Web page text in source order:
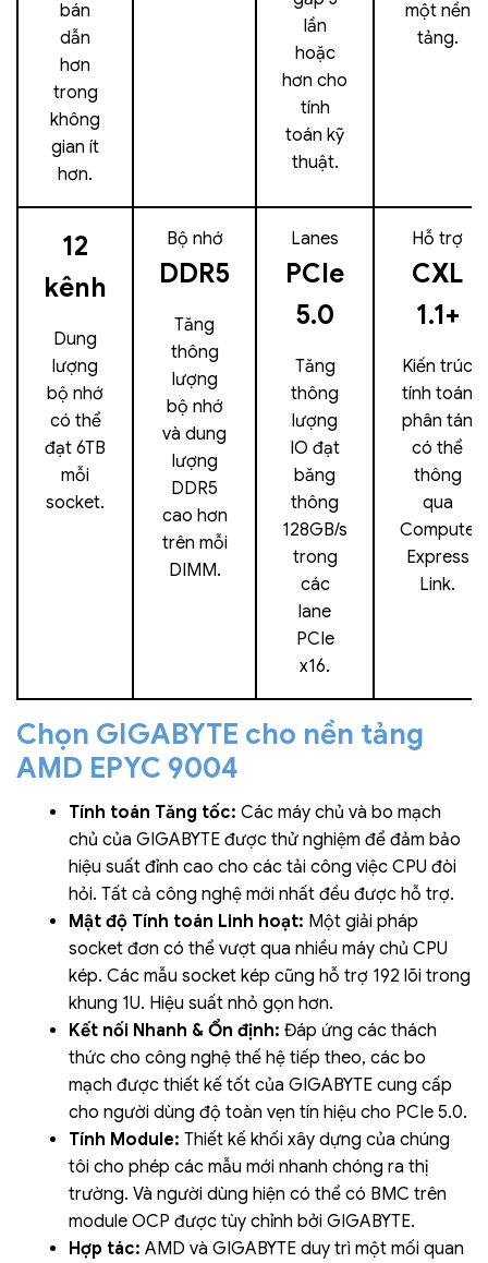
bán
dẫn
hơn
trong
không
gian ít
hơn.
lần
hoặc
hơn cho
tính
toán kỹ
thuật.
một nền
tảng.
12
kênh
Dung
lượng
bộ nhớ
có thể
đạt 6TB
mỗi
socket.
Bộ nhớ
DDR5
Tăng
thông
lượng
bộ nhớ
và dung
lượng
DDR5
cao hơn
trên mỗi
DIMM.
Lanes
PCIe
5.0
Tăng
thông
lượng
IO đạt
băng
thông
128GB/s
trong
các
lane
PCIe
x16.
Hỗ trợ
CXL
1.1+
Kiến trúc
tính toán
phân tán
có thể
thông
qua
Compute
Express
Link.
Chọn GIGABYTE cho nền tảng
AMD EPYC 9004
Tính toán Tăng tốc: Các máy chủ và bo mạch
chủ của GIGABYTE được thử nghiệm để đảm bảo
hiệu suất đỉnh cao cho các tải công việc CPU đòi
hỏi. Tất cả công nghệ mới nhất đều được hỗ trợ.
Mật độ Tính toán Linh hoạt: Một giải pháp
socket đơn có thể vượt qua nhiều máy chủ CPU
kép. Các mẫu socket kép cũng hỗ trợ 192 lõi trong
khung 1U. Hiệu suất nhỏ gọn hơn.
Kết nối Nhanh & Ổn định: Đáp ứng các thách
thức cho công nghệ thế hệ tiếp theo, các bo
mạch được thiết kế tốt của GIGABYTE cung cấp
cho người dùng độ toàn vẹn tín hiệu cho PCIe 5.0.
Tính Module: Thiết kế khối xây dựng của chúng
tôi cho phép các mẫu mới nhanh chóng ra thị
trường. Và người dùng hiện có thể có BMC trên
module OCP được tùy chỉnh bởi GIGABYTE.
Hợp tác: AMD và GIGABYTE duy trì một mối quan